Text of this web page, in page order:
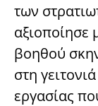
των
αξιοποίησε
βοηθού
στη
εργασίας